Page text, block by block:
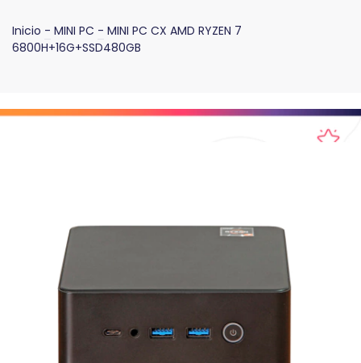
Inicio - MINI PC - MINI PC CX AMD RYZEN 7
6800H+16G+SSD480GB